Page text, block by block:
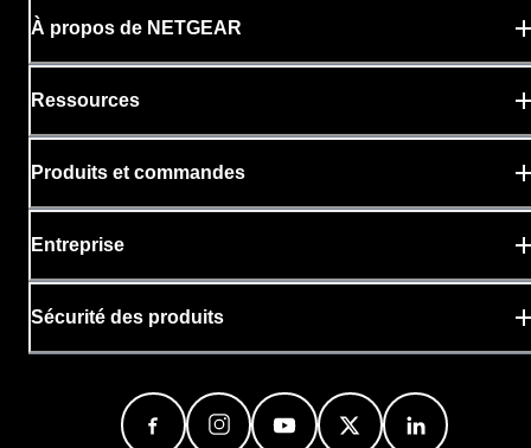
À propos de NETGEAR
Ressources
Produits et commandes
Entreprise
Sécurité des produits